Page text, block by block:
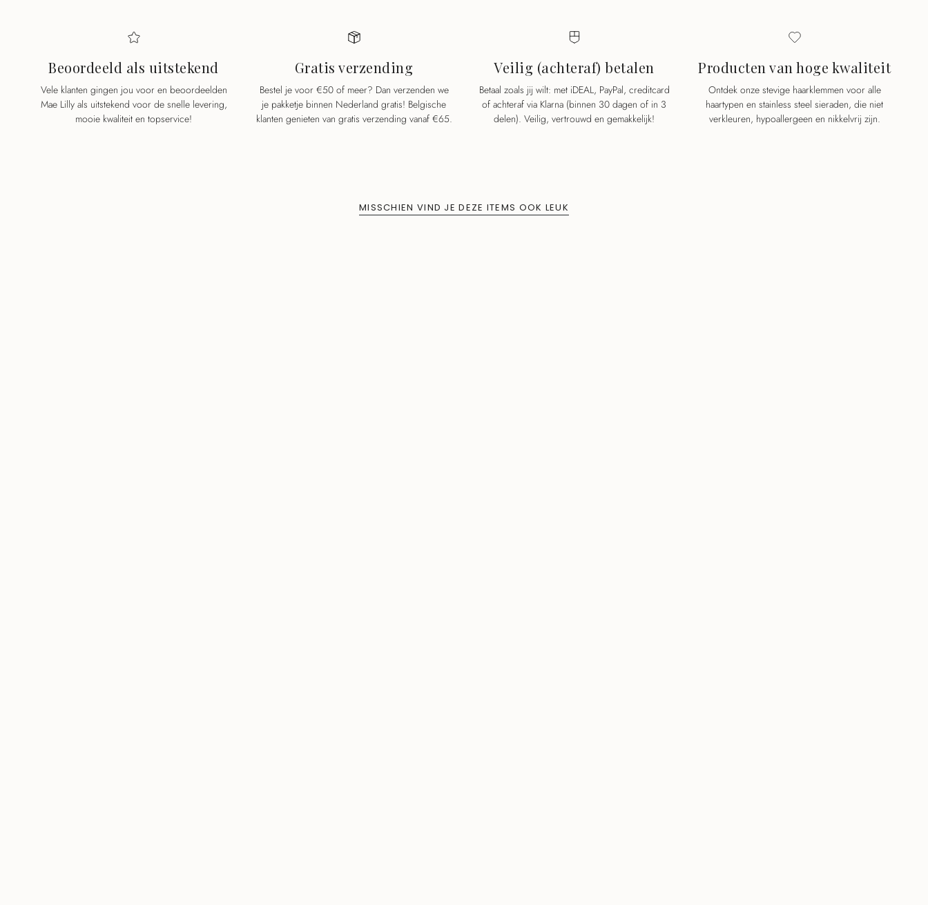
Beoordeeld als uitstekend
Vele klanten gingen jou voor en beoordeelden
Mae Lilly als uitstekend voor de snelle levering,
mooie kwaliteit en topservice!
Gratis verzending
Bestel je voor €50 of meer? Dan verzenden we
je pakketje binnen Nederland gratis! Belgische
klanten genieten van gratis verzending vanaf €65.
Veilig (achteraf) betalen
Betaal zoals jij wilt: met iDEAL, PayPal, creditcard
of achteraf via Klarna (binnen 30 dagen of in 3
delen). Veilig, vertrouwd en gemakkelijk!
Producten van hoge kwaliteit
Ontdek onze stevige haarklemmen voor alle
haartypen en stainless steel sieraden, die niet
verkleuren, hypoallergeen en nikkelvrij zijn.
MISSCHIEN VIND JE DEZE ITEMS OOK LEUK